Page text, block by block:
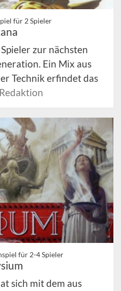
für 2 Spieler
zur nächsten
Ein Mix aus
Technik erfindet das
für 2-4 Spieler
sich mit dem aus